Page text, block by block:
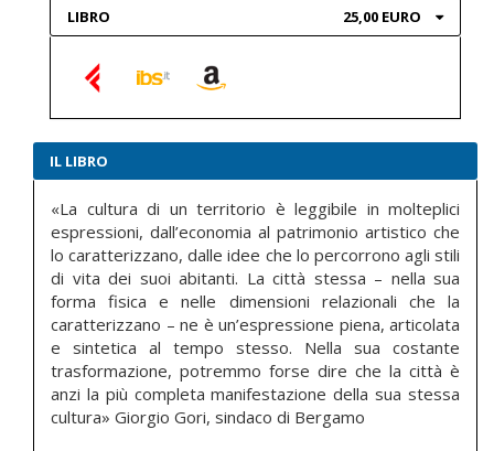
LIBRO 25,00 EURO
IL LIBRO
«La cultura di un territorio è leggibile in molteplici
espressioni, dall’economia al patrimonio artistico che
lo caratterizzano, dalle idee che lo percorrono agli stili
di vita dei suoi abitanti. La città stessa – nella sua
forma fisica e nelle dimensioni relazionali che la
caratterizzano – ne è un’espressione piena, articolata
e sintetica al tempo stesso. Nella sua costante
trasformazione, potremmo forse dire che la città è
anzi la più completa manifestazione della sua stessa
cultura» Giorgio Gori, sindaco di Bergamo